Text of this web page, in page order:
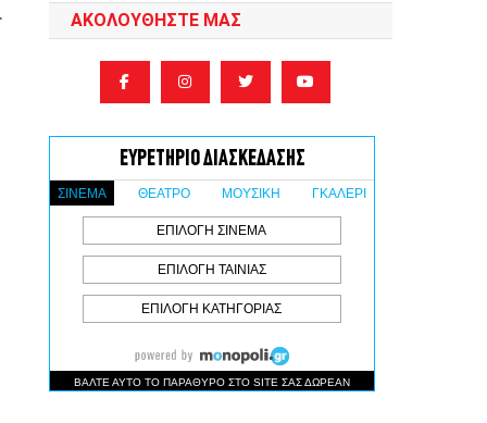
ΑΚΟΛΟΥΘΉΣΤΕ ΜΑΣ